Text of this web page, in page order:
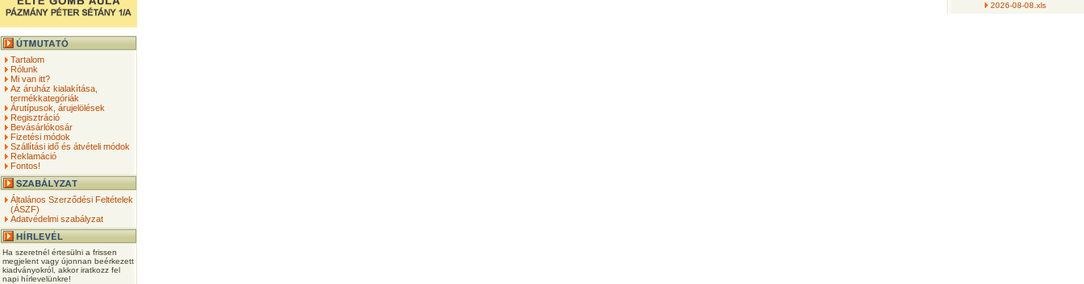
Tartalom
Rólunk
Mi van itt?
Az áruház kialakítása,
termékkategóriák
Árutípusok, árujelölések
Regisztráció
Bevásárlókosár
Fizetési módok
Szállítási idő és átvételi módok
Reklamáció
Fontos!
Általános Szerződési Feltételek
(ÁSZF)
Adatvédelmi szabályzat
Ha szeretnél értesülni a frissen
megjelent vagy újonnan beérkezett
kiadványokról, akkor iratkozz fel
napi hírlevelünkre!
2026-08-08.xls